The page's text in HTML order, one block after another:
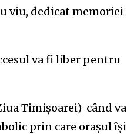
viu, dedicat memoriei
va fi liber pentru
Timișoarei) când va
prin care orașul își